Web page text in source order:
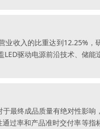
业收入的比重达到12.25%，
驱动电源前沿技术、储能
最终成品质量有绝对性影响
过率和产品准时交付率等指